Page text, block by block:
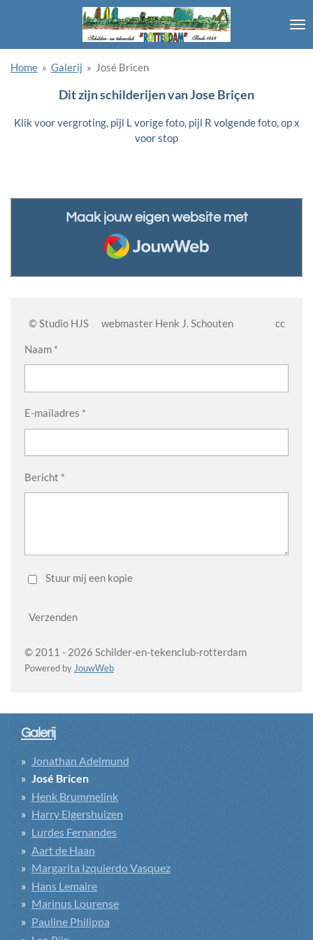
hoofdinhoud
Home » Galerij » José Bricen
Dit zijn schilderijen van Jose Briçen
Klik voor vergroting, pijl L vorige foto, pijl R volgende foto, op x
voor stop
Maak jouw eigen website met
JouwWeb
© Studio HJS webmaster Henk J. Schouten cc
Naam *
E-mailadres *
Bericht *
Stuur mij een kopie
Verzenden
© 2011 - 2026 Schilder-en-tekenclub-rotterdam
Powered by JouwWeb
Galerij
Jonathan Adelmund
José Bricen
Henk Brummelink
Harry Elgershuizen
Lurdes Fernandes
Aart de Haan
Margarita Izquierdo Vasquez
Hans Lemaire
Marinus Lourense
Pauline Philippa